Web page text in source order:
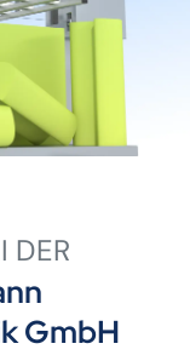
DER
GmbH